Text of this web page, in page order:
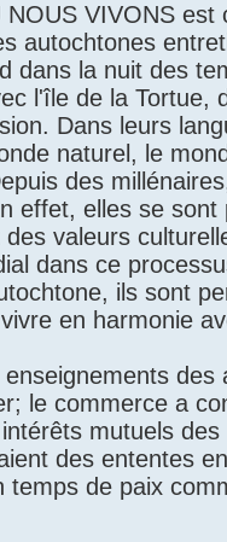
NOUS VIVONS
autochtones
dans la nuit des
l'île de la
Dans leurs
naturel, le
des
effet, elles se
valeurs
dans ce
ils sont
en harmonie
le commerce a
mutuels
des ententes
temps de paix